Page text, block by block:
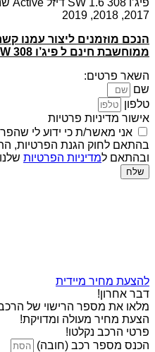
2017, 2018, 2019
הנכם מוזמנים ליצור עמנו
ממוחשבת חינם ל פיג’ו 308 SW במכון גירים גירטרוניק
השאר פרטים:
שם
טלפון
אישור מדיניות פרטיות
אני מאשר/ת כי ידוע לי
ובהתאם למדיניות הפרטיות
שלח
להצעת מחיר מיידית
דבר אחרון!
מלאו את מספר הרישוי של
הצעת מחיר מעולה ומדויקת!
פרטי הרכב נקלטו!
הכנס מספר רכב (חובה)